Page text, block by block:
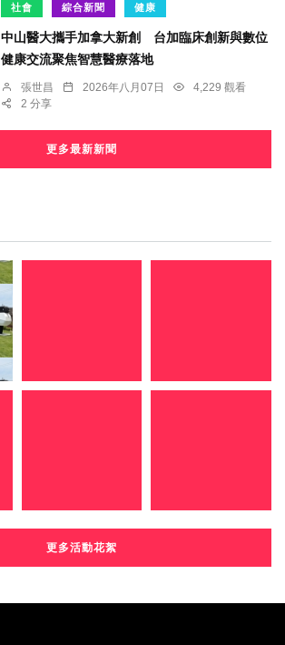
社會 綜合新聞 健康
中山醫大攜手加拿大新創 台加臨床創新與數位
健康交流聚焦智慧醫療落地
張世昌 2026年八月07日
4,229 觀看
2 分享
更多最新新聞
更多活動花絮